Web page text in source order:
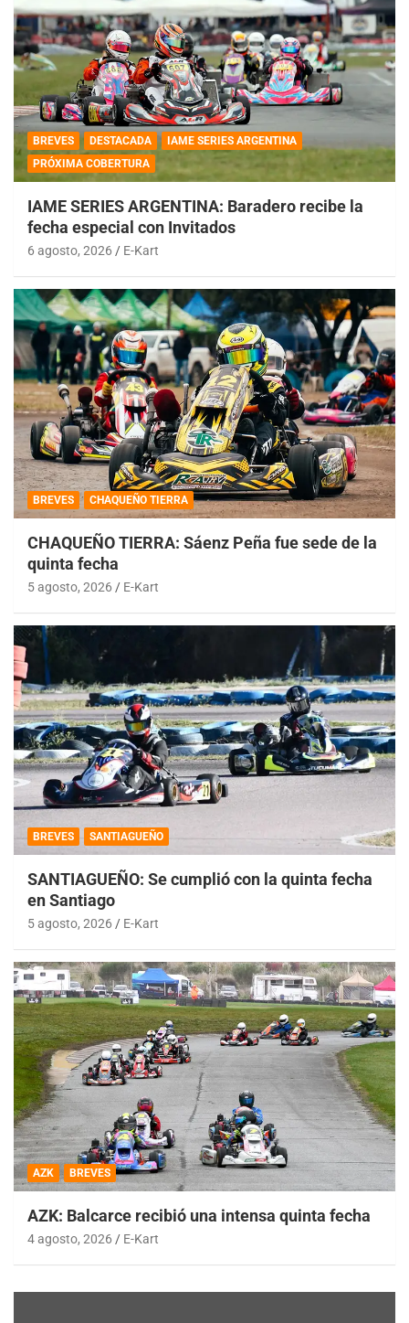
BREVES DESTACADA
IAME SERIES ARGENTINA
PRÓXIMA COBERTURA
IAME SERIES ARGENTINA: Baradero recibe la
fecha especial con Invitados
6 agosto, 2026 E-Kart
BREVES CHAQUEÑO TIERRA
CHAQUEÑO TIERRA: Sáenz Peña fue sede de la
quinta fecha
5 agosto, 2026 E-Kart
BREVES SANTIAGUEÑO
SANTIAGUEÑO: Se cumplió con la quinta fecha
en Santiago
5 agosto, 2026 E-Kart
AZK BREVES
AZK: Balcarce recibió una intensa quinta fecha
4 agosto, 2026 E-Kart